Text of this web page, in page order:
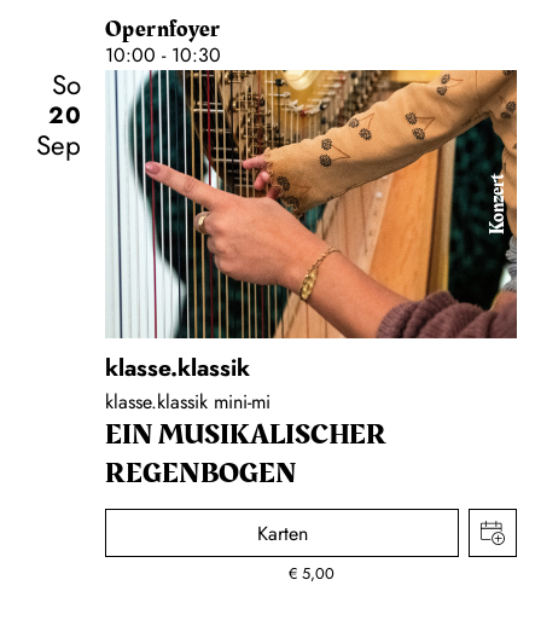
Opernfoyer
10:00 - 10:30
So
20
Sep
Konzert
klasse.klassik
klasse.klassik mini-mi
EIN MUSIKALISCHER
REGENBOGEN
Karten
€ 5,00